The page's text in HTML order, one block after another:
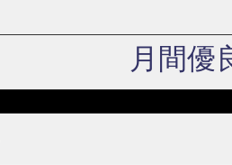
月間優